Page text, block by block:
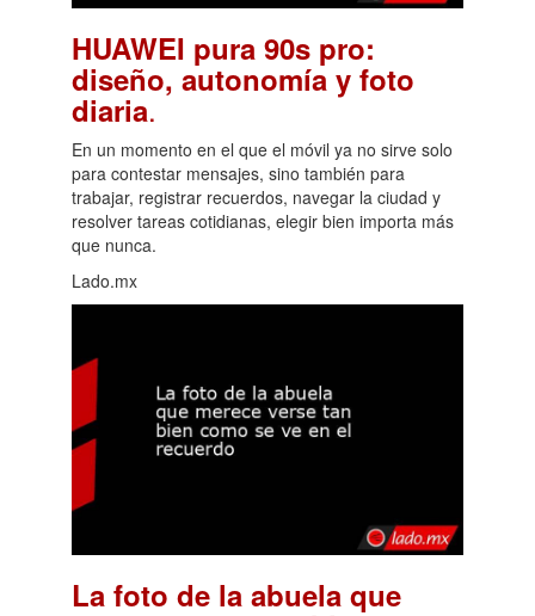
HUAWEI pura 90s pro:
diseño, autonomía y foto
diaria.
En un momento en el que el móvil ya no sirve solo
para contestar mensajes, sino también para
trabajar, registrar recuerdos, navegar la ciudad y
resolver tareas cotidianas, elegir bien importa más
que nunca.
Lado.mx
La foto de la abuela que